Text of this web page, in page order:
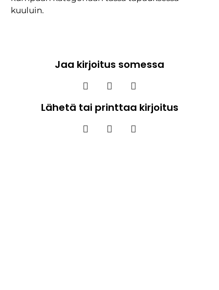
kuuluin.
Jaa kirjoitus somessa
Lähetä tai printtaa kirjoitus